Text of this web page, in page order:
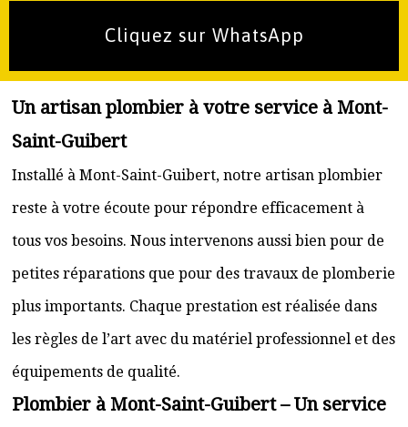
Cliquez sur WhatsApp
Un artisan plombier à votre service à Mont-
Saint-Guibert
Installé à Mont-Saint-Guibert, notre artisan plombier
reste à votre écoute pour répondre efficacement à
tous vos besoins. Nous intervenons aussi bien pour de
petites réparations que pour des travaux de plomberie
plus importants. Chaque prestation est réalisée dans
les règles de l’art avec du matériel professionnel et des
équipements de qualité.
Plombier à Mont-Saint-Guibert – Un service